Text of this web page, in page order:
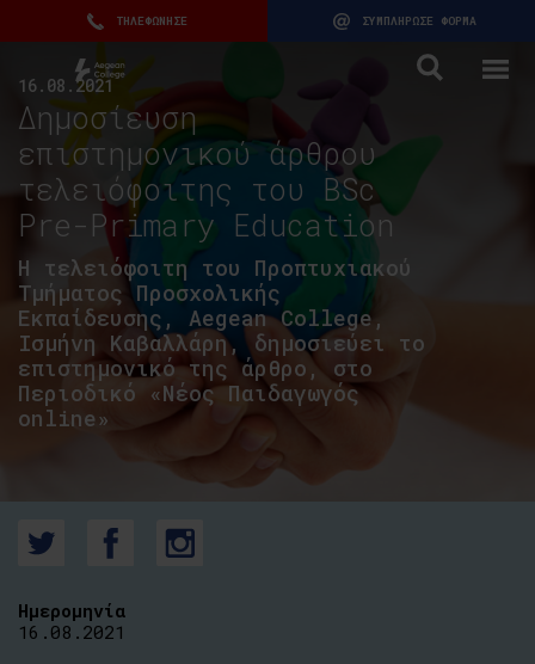
ΤΗΛΕΦΩΝΗΣΕ ΣΥΜΠΛΗΡΩΣΕ ΦΟΡΜΑ
16.08.2021
Δημοσίευση
επιστημονικού άρθρου
τελειόφοιτης του BSc
Pre-Primary Education
Η τελειόφοιτη του Προπτυχιακού
Τμήματος Προσχολικής
Εκπαίδευσης, Aegean College,
Ισμήνη Καβαλλάρη, δημοσιεύει το
επιστημονικό της άρθρο, στο
Περιοδικό «Νέος Παιδαγωγός
online»
Ημερομηνία
16.08.2021